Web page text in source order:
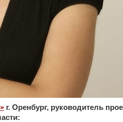
г. Оренбург, руководитель